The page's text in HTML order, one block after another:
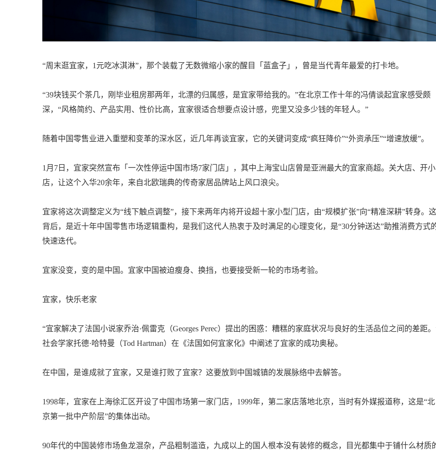
“周末逛宜家，1元吃冰淇淋”，那个装载了无数微缩小家的醒目「蓝盒子」，曾是当代青年最爱的打卡地。
“39块钱买个茶几，刚毕业租房那两年，北漂的归属感，是宜家带给我的。”在北京工作十年的冯倩谈起宜家感受颇
深，“风格简约、产品实用、性价比高，宜家很适合想要点设计感，兜里又没多少钱的年轻人。”
随着中国零售业进入重塑和变革的深水区，近几年再谈宜家，它的关键词变成“疯狂降价”“外资承压”“增速放缓”。
1月7日，宜家突然宣布「一次性停运中国市场7家门店」，其中上海宝山店曾是亚洲最大的宜家商超。关大店、开小
店，让这个入华20余年，来自北欧瑞典的传奇家居品牌站上风口浪尖。
宜家将这次调整定义为“线下触点调整”，接下来两年内将开设超十家小型门店，由“规模扩张”向“精准深耕”转身。这
背后，是近十年中国零售市场逻辑重构，是我们这代人热衷于及时满足的心理变化，是“30分钟送达”助推消费方式
快速迭代。
宜家没变，变的是中国。宜家中国被迫瘦身、换挡，也要接受新一轮的市场考验。
宜家，快乐老家
“宜家解决了法国小说家乔治·佩雷克（Georges Perec）提出的困惑：糟糕的家庭状况与良好的生活品位之间的差距。
社会学家托德·哈特曼（Tod Hartman）在《法国如何宜家化》中阐述了宜家的成功奥秘。
在中国，是谁成就了宜家，又是谁打败了宜家？这要放到中国城镇的发展脉络中去解答。
1998年，宜家在上海徐汇区开设了中国市场第一家门店，1999年，第二家店落地北京，当时有外媒报道称，这是“北
京第一批中产阶层”的集体出动。
90年代的中国装修市场鱼龙混杂，产品粗制滥造，九成以上的国人根本没有装修的概念，目光都集中于铺什么材质